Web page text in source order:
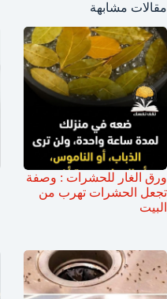
مقالات مشابهة
ورق الغار للحشرات : وصفة
تجعل الحشرات تهرب من
البيت